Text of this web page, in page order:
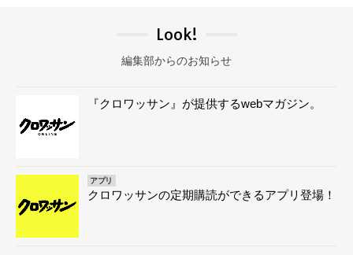
Look!
編集部からのお知らせ
『クロワッサン』が提供するwebマガジン。
アプリ
クロワッサンの定期購読ができるアプリ登場！